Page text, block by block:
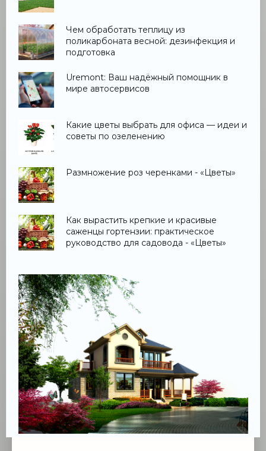
Чем обработать теплицу из
поликарбоната весной: дезинфекция и
подготовка
Uremont: Ваш надёжный помощник в
мире автосервисов
Какие цветы выбрать для офиса — идеи и
советы по озеленению
Размножение роз черенками - «Цветы»
Как вырастить крепкие и красивые
саженцы гортензии: практическое
руководство для садовода - «Цветы»